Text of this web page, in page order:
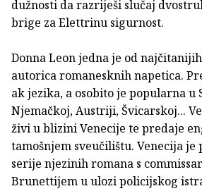
dužnosti da razriješi slučaj
brige za Elettrinu sigurnost.
Donna Leon jedna je od
autorica romanesknih napetica.
ak jezika, a osobito je popularna u
Njemačkoj, Austriji, Švicarskoj...
živi u blizini Venecije te predaje
tamošnjem sveučilištu. Venecija je
serije njezinih romana s
Brunettijem u ulozi policijskog